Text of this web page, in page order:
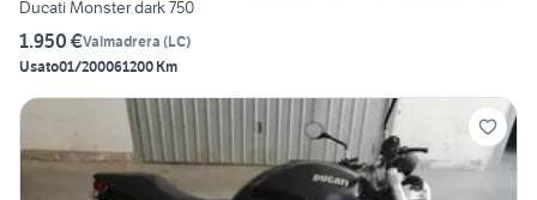
Ducati Monster dark 750
1.950 €Valmadrera (LC)
Usato01/200061200 Km